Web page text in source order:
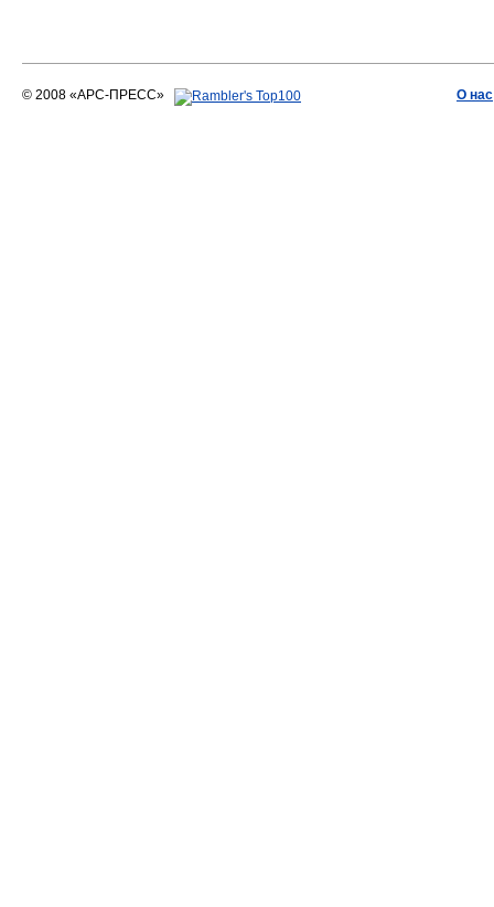
© 2008 «АРС-ПРЕСС» О нас